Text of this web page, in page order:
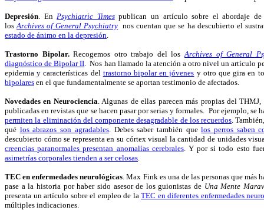
Depresión . En Psychiatric Timespublican un artículo sobre el abordaje
losArchives of General Psychiatry nos cuentan que se ha descubierto el
estado de ánimo en la depresión
Trastorno Bipolar.Recogemos otro trabajo del los Archives of General
diagnóstico de Bipolar II . Nos han llamado la atención a otro nivel un artículo
epidemia y características del trastorno bipolar en jóvenes y otro que gira en
bipolares en el que fundamentalmente se aportan testimonio de afectados.
Novedades en Neurociencia . Algunas de ellas parecen más propias del
publicadas en revistas que se hacen pasar por serias y formales. Por ejemplo, se
permiten la eliminación del componente desagradable de los recuerdos .
qué los abrazos son agradables. Debes saber también quelos perros saben
descubierto cómo se representa en su córtex visual la cantidad de unidades
creencias paranormales presentan anomalías cerebrales. Y por si todo esto
asimetrías corporales tienden a ser celosas
TEC en enfermedades neurológicas . Max Fink es una de las personas que
pase a la historia por haber sido asesor de los guionistas de Una Mente
presenta un artículo sobre el empleo de la TEC en diferentes enfermedades
múltiples indicaciones.